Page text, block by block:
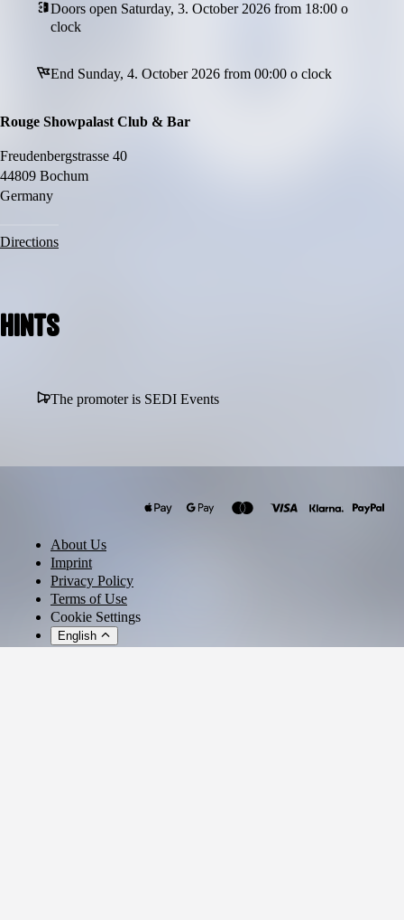
Doors open Saturday, 3. October 2026 from 18:00 o
clock
End Sunday, 4. October 2026 from 00:00 o clock
Rouge Showpalast Club & Bar
Freudenbergstrasse 40
44809 Bochum
Germany
Directions
Hints
The promoter is SEDI Events
About Us
Imprint
Privacy Policy
Terms of Use
Cookie Settings
English